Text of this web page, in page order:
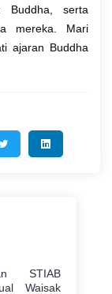
Buddha, serta
mereka. Mari
ajaran Buddha
STIAB
Waisak